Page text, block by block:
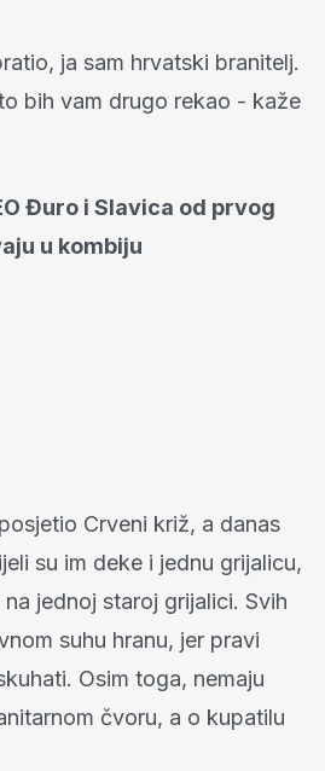
ja sam hrvatski branitelj.
bih vam drugo rekao - kaže
Đuro i Slavica od prvog
u kombiju
Crveni križ, a danas
su im deke i jednu grijalicu,
jednoj staroj grijalici. Svih
suhu hranu, jer pravi
Osim toga, nemaju
čvoru, a o kupatilu